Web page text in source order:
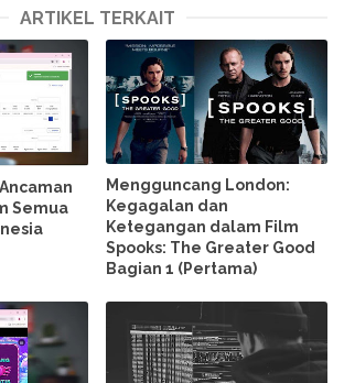
ARTIKEL TERKAIT
Semua
Mengguncang London:
Kegagalan dan
Ketegangan dalam Film
Spooks: The Greater Good
Bagian 1 (Pertama)